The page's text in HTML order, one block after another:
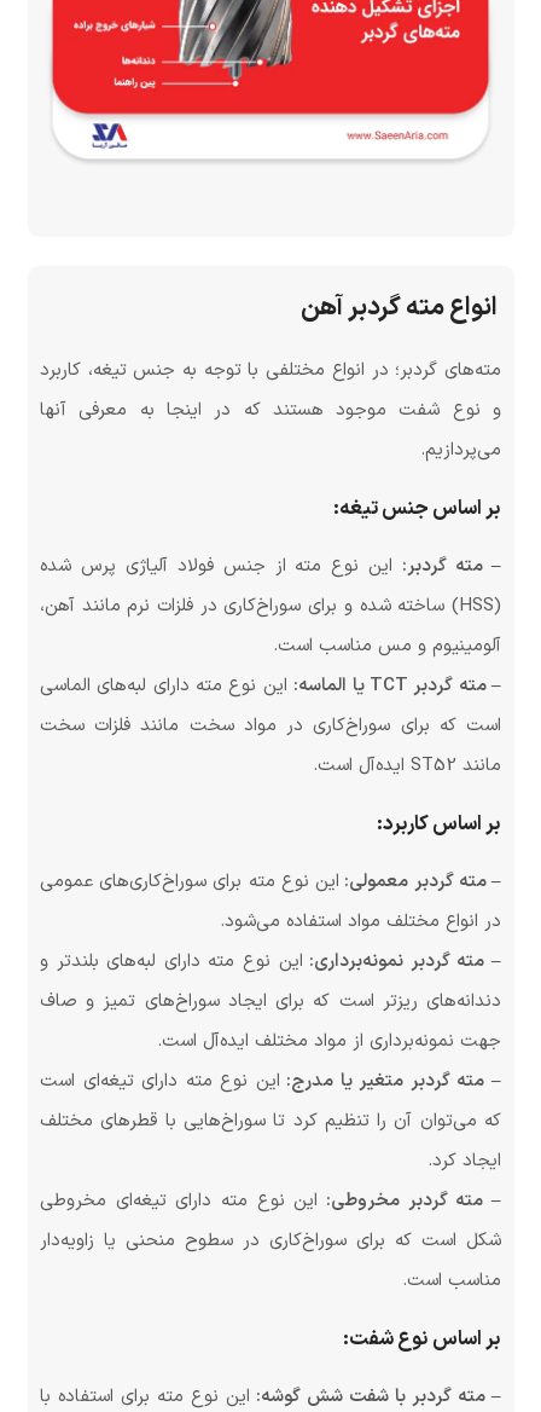
انواع مته گردبر آهن
مته‌های گردبر؛ در انواع مختلفی با توجه به جنس تیغه، کاربرد
و نوع شفت موجود هستند که در اینجا به معرفی آنها
می‌پردازیم.
بر اساس جنس تیغه:
– مته گردبر: این نوع مته از جنس فولاد آلیاژی پرس شده
(HSS) ساخته شده و برای سوراخ‌کاری در فلزات نرم مانند آهن،
آلومینیوم و مس مناسب است.
– مته گردبر TCT یا الماسه:
این نوع مته دارای لبه‌های الماسی
است که برای سوراخ‌کاری در مواد سخت مانند فلزات سخت
مانند ST52 ایده‌آل است.
بر اساس کاربرد:
– مته گردبر معمولی: این نوع مته برای سوراخ‌کاری‌های عمومی
در انواع مختلف مواد استفاده می‌شود.
– مته گردبر نمونه‌برداری: این نوع مته دارای لبه‌های بلندتر و
دندانه‌های ریزتر است که برای ایجاد سوراخ‌های تمیز و صاف
جهت نمونه‌برداری از مواد مختلف ایده‌آل است.
– مته گردبر متغیر یا مدرج: این نوع مته دارای تیغه‌ای است
که می‌توان آن را تنظیم کرد تا سوراخ‌هایی با قطرهای مختلف
ایجاد کرد.
– مته گردبر مخروطی: این نوع مته دارای تیغه‌ای مخروطی
شکل است که برای سوراخ‌کاری در سطوح منحنی یا زاویه‌دار
مناسب است.
بر اساس نوع شفت:
– مته گردبر با شفت شش گوشه: این نوع مته برای استفاده با